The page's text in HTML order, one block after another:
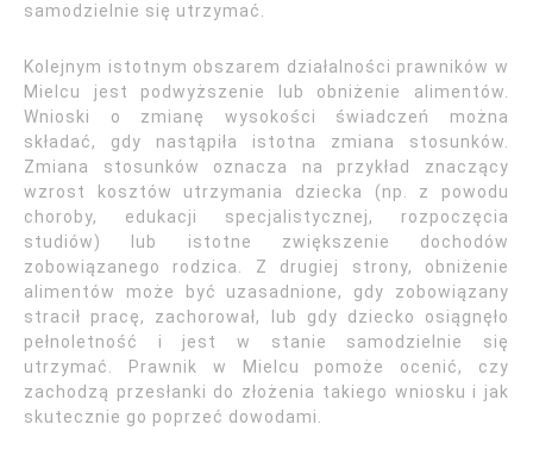
samodzielnie się utrzymać.
Kolejnym istotnym obszarem działalności prawników w
Mielcu jest podwyższenie lub obniżenie alimentów.
Wnioski o zmianę wysokości świadczeń można
składać, gdy nastąpiła istotna zmiana stosunków.
Zmiana stosunków oznacza na przykład znaczący
wzrost kosztów utrzymania dziecka (np. z powodu
choroby, edukacji specjalistycznej, rozpoczęcia
studiów) lub istotne zwiększenie dochodów
zobowiązanego rodzica. Z drugiej strony, obniżenie
alimentów może być uzasadnione, gdy zobowiązany
stracił pracę, zachorował, lub gdy dziecko osiągnęło
pełnoletność i jest w stanie samodzielnie się
utrzymać. Prawnik w Mielcu pomoże ocenić, czy
zachodzą przesłanki do złożenia takiego wniosku i jak
skutecznie go poprzeć dowodami.